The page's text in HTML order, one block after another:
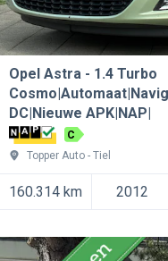
Opel Astra
1.4 Turbo
DC|Nieuwe APK|NAP|
C
Topper Auto
Tiel
160.314 km 2012